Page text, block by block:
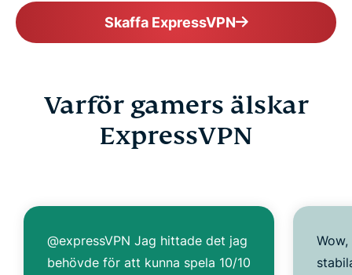
Skaffa ExpressVPN
Varför gamers älskar
ExpressVPN
@expressVPN Jag hittade det jag
behövde för att kunna spela 10/10